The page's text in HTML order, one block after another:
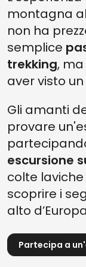
montagna
non ha
semplice
trekking,
aver visto
Gli amanti
provare
escursione
colte
scoprire i
alto
Partecipa a